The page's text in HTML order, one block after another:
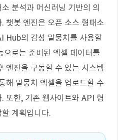
분석과 머신러닝 기반의 의
챗봇 엔진은 오픈 소스 형태소
Hub의 감성 말뭉치를 사용할
으로는 준비된 엑셀 데이터를
엔진을 구동할 수 있는 시스템
해 말뭉치 엑셀을 업로드할 수
또한, 기존 웹사이트와 API 형
계획입니다.